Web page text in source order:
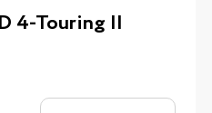
4-Touring II